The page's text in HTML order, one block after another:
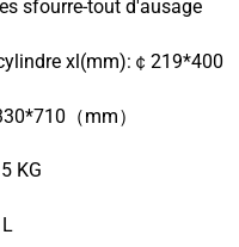
sfourre-tout d'ausage
xl(mm):￠219*400
（mm）
KG